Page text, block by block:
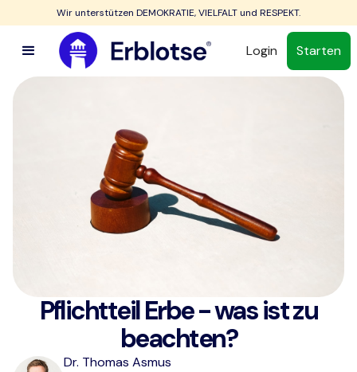
Wir unterstützen DEMOKRATIE, VIELFALT und RESPEKT.
Login Starten
Pflichtteil Erbe - was ist zu
beachten?
Dr. Thomas Asmus